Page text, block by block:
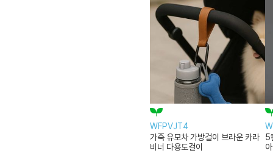
WFPVJT4
가죽 유모차 가방걸이 브라운 카라
비너 다용도걸이
5